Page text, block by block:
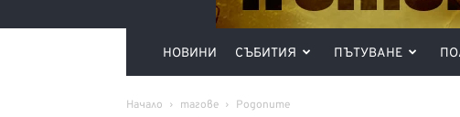
НОВИНИ СЪБИТИЯ ПЪТУВАНЕ
Начало тагове Родопите